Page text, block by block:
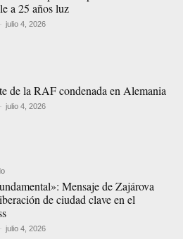
a 25 años luz
- julio 4, 2026
de la RAF condenada en Alemania
- julio 4, 2026
Mensaje de Zajárova
de ciudad clave en el
- julio 4, 2026